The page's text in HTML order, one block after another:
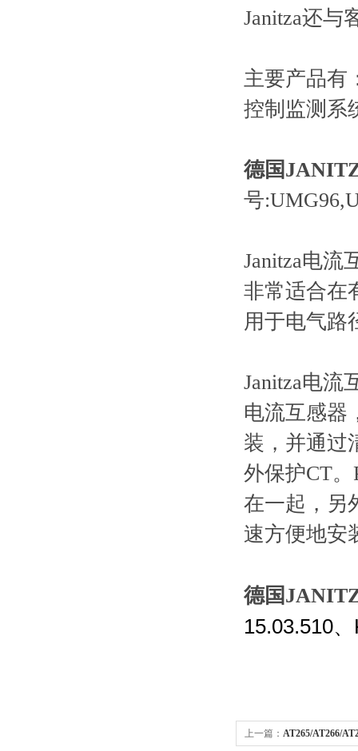
Janitza还与
主要产品有
控制监测系
德国
号
Janitza电流
非常适合在
用于电气路
Janitza电流
电流互感器
装，并通过
外保护CT
在一起，另
速方便地安
德国
15.03.510、
上一篇： AT265/AT266/